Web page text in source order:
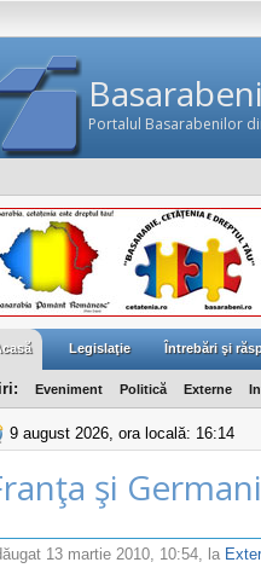
Portalul Basarabenilor
Legislaţie Întrebări şi
Eveniment Politică Externe
9 august 2026, ora locală: 16:14
şi
13 martie 2010, 10:54, la